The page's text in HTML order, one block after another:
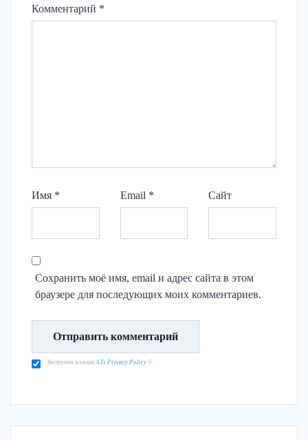
Комментарий *
Имя * Email * Сайт
Сохранить моё имя, email и адрес сайта в этом
браузере для последующих моих комментариев.
доступен плагин ATs Privacy Policy ©